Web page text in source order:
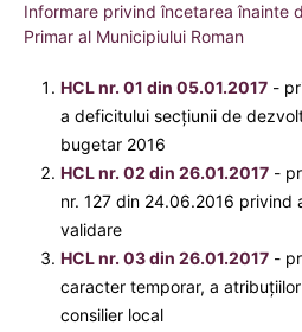
Informare privind încetarea înainte
Primar al Municipiului Roman
HCL nr. 01 din 05.01.2017 -
a deficitului secţiunii de
bugetar 2016
HCL nr. 02 din 26.01.2017 -
nr. 127 din 24.06.2016 privind
validare
HCL nr. 03 din 26.01.2017 -
caracter temporar, a
consilier local